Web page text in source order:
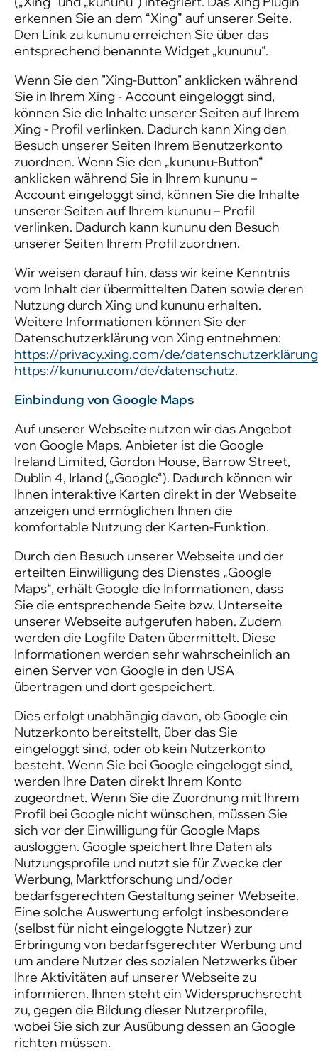
erkennen Sie an dem “Xing” auf unserer Seite.
Den Link zu kununu erreichen Sie über das
entsprechend benannte Widget „kununu“.
Wenn Sie den "Xing-Button" anklicken während
Sie in Ihrem Xing - Account eingeloggt sind,
können Sie die Inhalte unserer Seiten auf Ihrem
Xing - Profil verlinken. Dadurch kann Xing den
Besuch unserer Seiten Ihrem Benutzerkonto
zuordnen. Wenn Sie den „kununu-Button“
anklicken während Sie in Ihrem kununu –
Account eingeloggt sind, können Sie die Inhalte
unserer Seiten auf Ihrem kununu – Profil
verlinken. Dadurch kann kununu den Besuch
unserer Seiten Ihrem Profil zuordnen.
Wir weisen darauf hin, dass wir keine Kenntnis
vom Inhalt der übermittelten Daten sowie deren
Nutzung durch Xing und kununu erhalten.
Weitere Informationen können Sie der
Datenschutzerklärung von Xing entnehmen:
https://privacy.xing.com/de/datenschutzerklärung
https://kununu.com/de/datenschutz.
Einbindung von Google Maps
Auf unserer Webseite nutzen wir das Angebot
von Google Maps. Anbieter ist die Google
Ireland Limited, Gordon House, Barrow Street,
Dublin 4, Irland („Google“). Dadurch können wir
Ihnen interaktive Karten direkt in der Webseite
anzeigen und ermöglichen Ihnen die
komfortable Nutzung der Karten-Funktion.
Durch den Besuch unserer Webseite und der
erteilten Einwilligung des Dienstes „Google
Maps“, erhält Google die Informationen, dass
Sie die entsprechende Seite bzw. Unterseite
unserer Webseite aufgerufen haben. Zudem
werden die Logfile Daten übermittelt. Diese
Informationen werden sehr wahrscheinlich an
einen Server von Google in den USA
übertragen und dort gespeichert.
Dies erfolgt unabhängig davon, ob Google ein
Nutzerkonto bereitstellt, über das Sie
eingeloggt sind, oder ob kein Nutzerkonto
besteht. Wenn Sie bei Google eingeloggt sind,
werden Ihre Daten direkt Ihrem Konto
zugeordnet. Wenn Sie die Zuordnung mit Ihrem
Profil bei Google nicht wünschen, müssen Sie
sich vor der Einwilligung für Google Maps
ausloggen. Google speichert Ihre Daten als
Nutzungsprofile und nutzt sie für Zwecke der
Werbung, Marktforschung und/oder
bedarfsgerechten Gestaltung seiner Webseite.
Eine solche Auswertung erfolgt insbesondere
(selbst für nicht eingeloggte Nutzer) zur
Erbringung von bedarfsgerechter Werbung und
um andere Nutzer des sozialen Netzwerks über
Ihre Aktivitäten auf unserer Webseite zu
informieren. Ihnen steht ein Widerspruchsrecht
zu, gegen die Bildung dieser Nutzerprofile,
wobei Sie sich zur Ausübung dessen an Google
richten müssen.